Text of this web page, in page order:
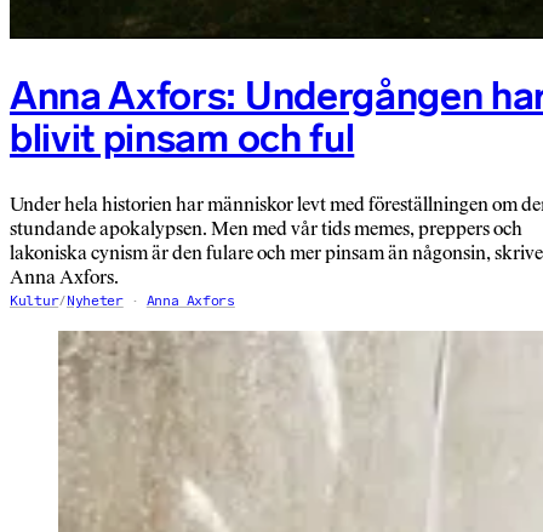
Anna Axfors: Undergången
blivit pinsam och ful
Under hela historien har människor levt med föreställningen om
stundande apokalypsen. Men med vår tids memes, preppers och
lakoniska cynism är den fulare och mer pinsam än någonsin,
Anna Axfors.
Kultur/Nyheter Anna Axfors